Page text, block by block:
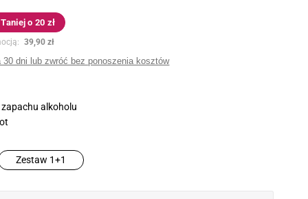
Taniej o 20 zł
39,90 zł
30 dni lub zwróć bez ponoszenia kosztów
alkoholu
Zestaw 1+1